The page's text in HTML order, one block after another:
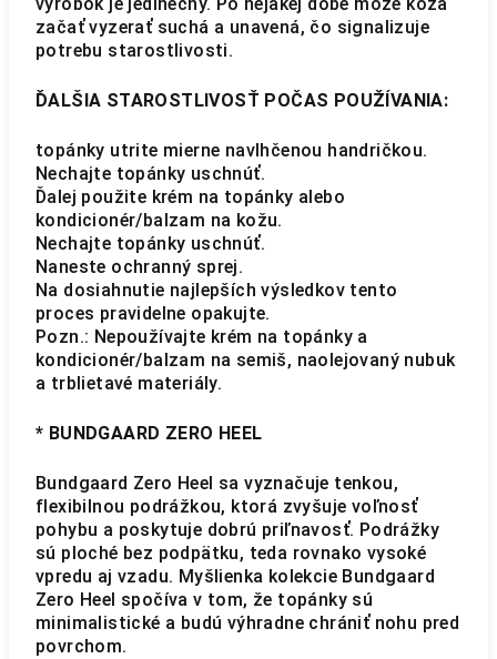
výrobok je jedinečný. Po nejakej dobe môže koža
začať vyzerať suchá a unavená, čo signalizuje
potrebu starostlivosti.
ĎALŠIA STAROSTLIVOSŤ POČAS POUŽÍVANIA:
topánky utrite mierne navlhčenou handričkou.
Nechajte topánky uschnúť.
Ďalej použite krém na topánky alebo
kondicionér/balzam na kožu.
Nechajte topánky uschnúť.
Naneste ochranný sprej.
Na dosiahnutie najlepších výsledkov tento
proces pravidelne opakujte.
Pozn.: Nepoužívajte krém na topánky a
kondicionér/balzam na semiš, naolejovaný nubuk
a trblietavé materiály.
* BUNDGAARD ZERO HEEL
Bundgaard Zero Heel sa vyznačuje tenkou,
flexibilnou podrážkou, ktorá zvyšuje voľnosť
pohybu a poskytuje dobrú priľnavosť. Podrážky
sú ploché bez podpätku, teda rovnako vysoké
vpredu aj vzadu. Myšlienka kolekcie Bundgaard
Zero Heel spočíva v tom, že topánky sú
minimalistické a budú výhradne chrániť nohu pred
povrchom.